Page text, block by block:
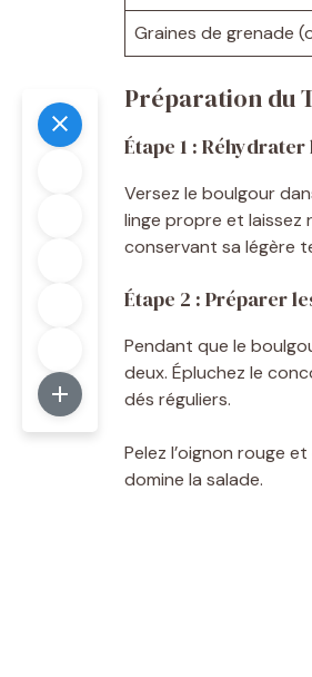
Graines de grenade
Préparation du
Étape 1 :
Versez le boulgour
linge propre et
conservant sa légère
Étape 2 : Préparer
Pendant que le
deux. Épluchez le
dés réguliers.
Pelez l’oignon rouge
domine la salade.